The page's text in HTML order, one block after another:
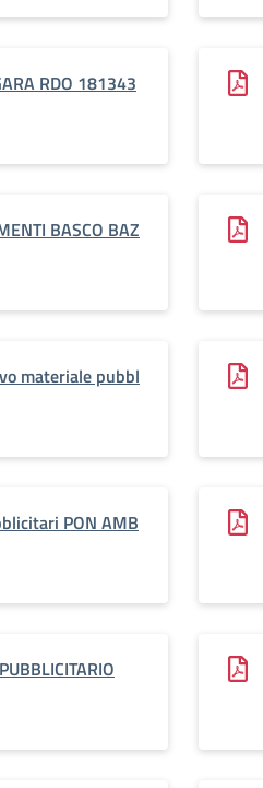
RDO 181343
BASCO BAZ
materiale pubbl
PON AMB